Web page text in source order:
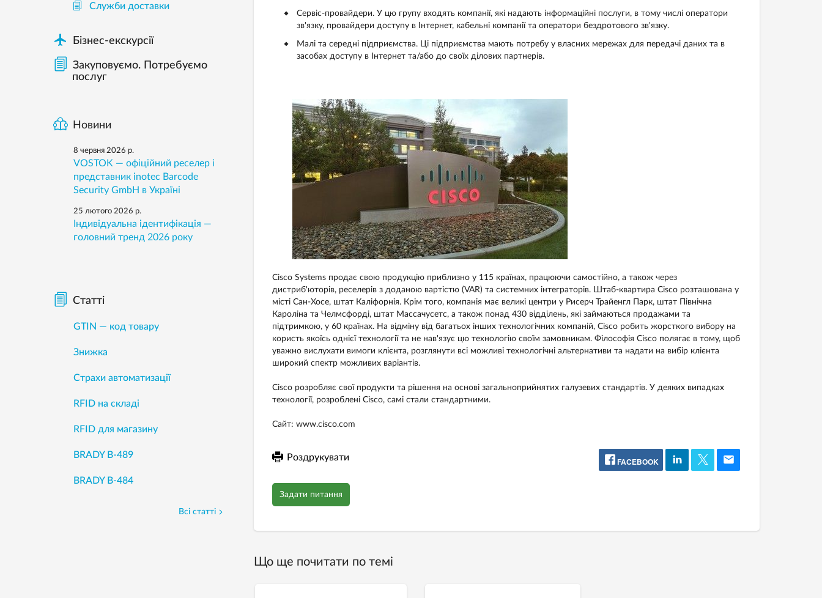
Сервіс-провайдери. У цю групу входять компанії, які надають інформаційні послуги, в тому числі оператори
зв'язку, провайдери доступу в Інтернет, кабельні компанії та оператори бездротового зв'язку.
Малі та середні підприємства. Ці підприємства мають потребу у власних мережах для передачі даних та в
засобах доступу в Інтернет та/або до своїх ділових партнерів.
Cisco Systems продає свою продукцію приблизно у 115 країнах, працюючи самостійно, а також через
дистриб'юторів, реселерів з доданою вартістю (VAR) та системних інтеграторів. Штаб-квартира Cisco розташована у
місті Сан-Хосе, штат Каліфорнія. Крім того, компанія має великі центри у Рисерч Трайенгл Парк, штат Північна
Кароліна та Челмсфорді, штат Массачусетс, а також понад 430 відділень, які займаються продажами та
підтримкою, у 60 країнах. На відміну від багатьох інших технологічних компаній, Cisco робить жорсткого вибору на
користь якоїсь однієї технології та не нав'язує цю технологію своїм замовникам. Філософія Cisco полягає в тому, щоб
уважно вислухати вимоги клієнта, розглянути всі можливі технологічні альтернативи та надати на вибір клієнта
широкий спектр можливих варіантів.
Cisco розробляє свої продукти та рішення на основі загальноприйнятих галузевих стандартів. У деяких випадках
технології, розроблені Cisco, самі стали стандартними.
Сайт: www.cisco.com
Роздрукувати FACEBOOK
Задати питання
Що ще почитати по темі
Служби доставки
 Бізнес-екскурсії
Закуповуємо. Потребуємо
послуг
Новини
8 червня 2026 р.
VOSTOK — офіційний реселер і
представник inotec Barcode
Security GmbH в Україні
25 лютого 2026 р.
Індивідуальна ідентифікація —
головний тренд 2026 року
Статті
GTIN — код товару
Знижка
Страхи автоматизації
RFID на складі
RFID для магазину
BRADY B-489
BRADY B-484
Всі статті